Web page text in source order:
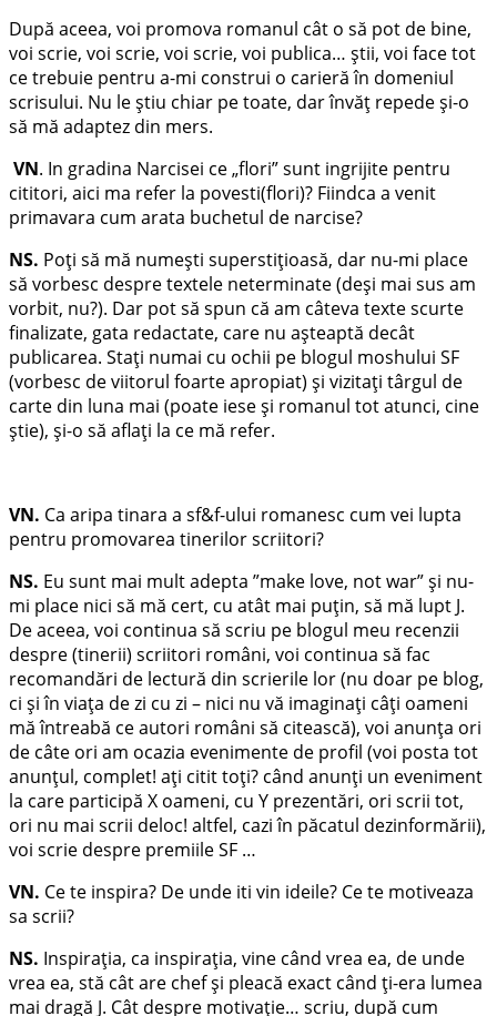
După aceea, voi promova romanul cât o să pot de bine,
voi scrie, voi scrie, voi scrie, voi publica… știi, voi face tot
ce trebuie pentru a-mi construi o carieră în domeniul
scrisului. Nu le știu chiar pe toate, dar învăț repede și-o
să mă adaptez din mers.
VN. In gradina Narcisei ce „flori” sunt ingrijite pentru
cititori, aici ma refer la povesti(flori)? Fiindca a venit
primavara cum arata buchetul de narcise?
NS. Poți să mă numești superstițioasă, dar nu-mi place
să vorbesc despre textele neterminate (deși mai sus am
vorbit, nu?). Dar pot să spun că am câteva texte scurte
finalizate, gata redactate, care nu așteaptă decât
publicarea. Stați numai cu ochii pe blogul moshului SF
(vorbesc de viitorul foarte apropiat) și vizitați târgul de
carte din luna mai (poate iese și romanul tot atunci, cine
știe), și-o să aflați la ce mă refer.
VN. Ca aripa tinara a sf&f-ului romanesc cum vei lupta
pentru promovarea tinerilor scriitori?
NS. Eu sunt mai mult adepta ”make love, not war” și nu-
mi place nici să mă cert, cu atât mai puțin, să mă lupt J.
De aceea, voi continua să scriu pe blogul meu recenzii
despre (tinerii) scriitori români, voi continua să fac
recomandări de lectură din scrierile lor (nu doar pe blog,
ci și în viața de zi cu zi – nici nu vă imaginați câți oameni
mă întreabă ce autori români să citească), voi anunța ori
de câte ori am ocazia evenimente de profil (voi posta tot
anunțul, complet! ați citit toți? când anunți un eveniment
la care participă X oameni, cu Y prezentări, ori scrii tot,
ori nu mai scrii deloc! altfel, cazi în păcatul dezinformării),
voi scrie despre premiile SF …
VN. Ce te inspira? De unde iti vin ideile? Ce te motiveaza
sa scrii?
NS. Inspirația, ca inspirația, vine când vrea ea, de unde
vrea ea, stă cât are chef și pleacă exact când ți-era lumea
mai dragă J. Cât despre motivație… scriu, după cum